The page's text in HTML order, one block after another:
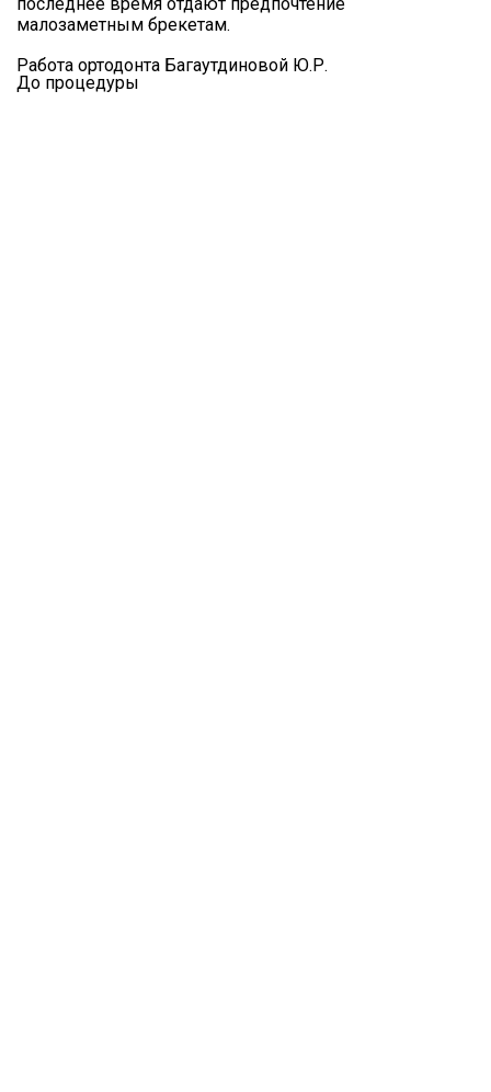
малозаметным брекетам.
Работа ортодонта Багаутдиновой Ю.Р.
До процедуры